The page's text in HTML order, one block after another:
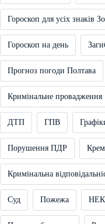
Гороскоп для усіх знаків
Гороскоп на день
Прогноз погоди Полтава
Кримінальне провадження
ДТП ГПВ
Порушення ПДР
Кримінальна
Суд Пожежа